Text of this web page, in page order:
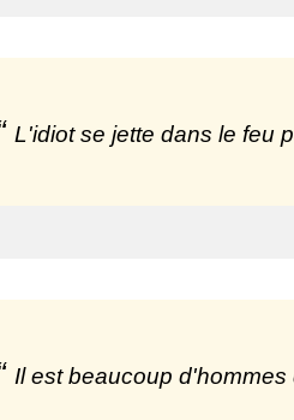
L'idiot se jette dans le feu
Il est beaucoup